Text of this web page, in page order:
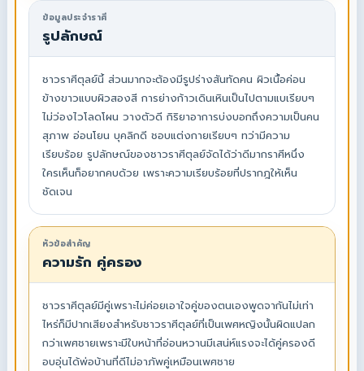
ข้อมูลประจำราศี
รูปลักษณ์
ชาวราศีตุลย์นี้ ส่วนมากจะต้องมีรูปร่างสันทัดคน ผิวเนื้อค่อน
ข้างขาวแบบผิวสองสี การย่างก้าวเดินเหินเป็นไปตามแบเรียบๆ
ไม่ว่องไวโลดโผน วางตัวดี กิริยาอาการบ่งบอกถึงความเป็นคน
สุภาพ อ่อนโยน บุคลิกดี ชอบแต่งกายเรียบๆ ทว่ามีความ
เรียบร้อย รูปลักษณ์ของชาวราศีตุลย์จัดได้ว่าดีมากราศีหนึ่ง
ใครเห็นก็อยากคบด้วย เพราะความเรียบร้อยที่ปรากฎให้เห็น
ชัดเจน
หัวข้อสำคัญ
ความรัก คู่ครอง
ชาวราศีตุลย์มีคู่เพราะไม่ค่อยเอาใจคู่ของตนเองพูดจากันไม่เท่า
ไหร่ก็มีปากเสียงสำหรับชาวราศีตุลย์ที่เป็นเพศหญิงนั้นผิดแปลก
กว่าเพศชายเพราะมีใบหน้าที่อ่อนหวานมีเสน่ห์แรงจะได้คู่ครองดี
อบอุ่นได้พ่อบ้านที่ดีไม่อาภัพคู่เหมือนเพศชาย